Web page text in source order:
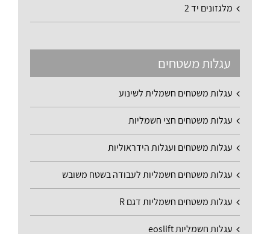
מלגזונים יד 2
עגלות משטחים
עגלות משטחים חשמלית לשינוע
עגלות משטחים חצי חשמליות
עגלות משטחים ועגלות הידראוליות
עגלות משטחים חשמליות לעבודה בשטח משובש
עגלות משטחים חשמליות דגם R
עגלות חשמליות eoslift